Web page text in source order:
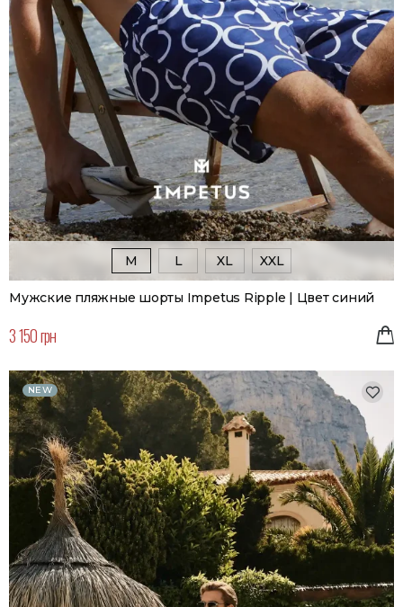
M L XL XXL
Мужские пляжные шорты Impetus Ripple | Цвет синий
3 150 грн
NEW